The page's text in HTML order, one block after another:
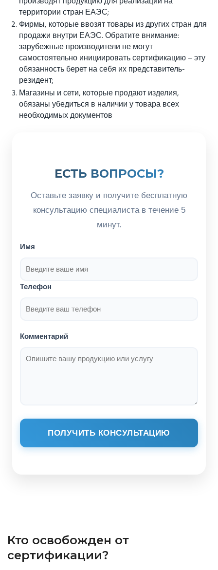
территории стран ЕАЭС;
Фирмы, которые ввозят товары из других стран для
продажи внутри ЕАЭС. Обратите внимание:
зарубежные производители не могут
самостоятельно инициировать сертификацию – эту
обязанность берет на себя их представитель-
резидент;
Магазины и сети, которые продают изделия,
обязаны убедиться в наличии у товара всех
необходимых документов
ЕСТЬ ВОПРОСЫ?
Оставьте заявку и получите бесплатную
консультацию специалиста в течение 5
минут.
Имя
Телефон
Комментарий
ПОЛУЧИТЬ КОНСУЛЬТАЦИЮ
Кто освобожден от
сертификации?